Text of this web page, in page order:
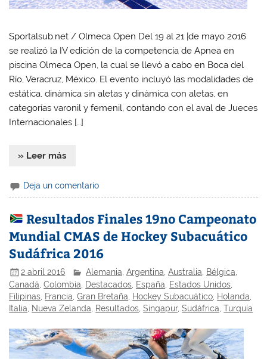
Sportalsub.net / Olmeca Open Del 19 al 21 |de mayo 2016
se realizó la IV edición de la competencia de Apnea en
piscina Olmeca Open, la cual se llevó a cabo en Boca del
Río, Veracruz, México. El evento incluyó las modalidades de
estática, dinámica sin aletas y dinámica con aletas, en
categorías varonil y femenil, contando con el aval de Jueces
Internacionales […]
» Leer más
Deja un comentario
Resultados Finales 19no Campeonato
Mundial CMAS de Hockey Subacuático
Sudáfrica 2016
2 abril 2016 Alemania ,Argentina ,Australia Bélgica
Canadá ,Colombia Destacados España Estados Unidos
Filipinas Francia ,Gran Bretaña Hockey Subacuático Holanda
Italia
Nueva Zelanda Resultados ,Singapur,Sudáfrica ,Turquía